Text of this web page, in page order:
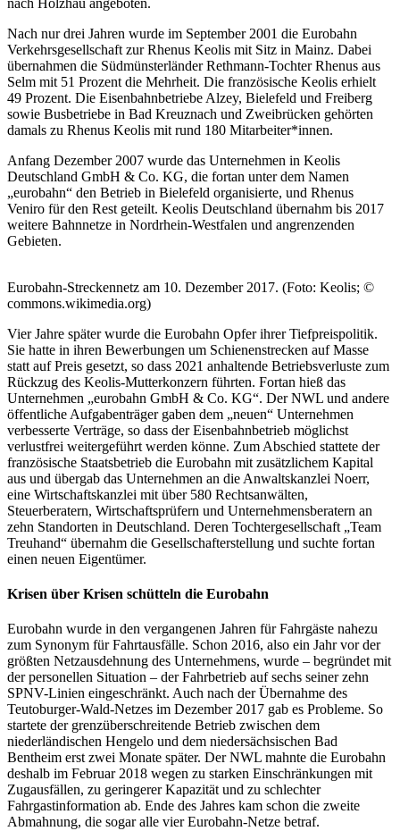
Nach nur drei Jahren wurde im September 2001 die Eurobahn
Verkehrsgesellschaft zur Rhenus Keolis mit Sitz in Mainz. Dabei
übernahmen die Südmünsterländer Rethmann-Tochter Rhenus aus
Selm mit 51 Prozent die Mehrheit. Die französische Keolis erhielt
49 Prozent. Die Eisenbahnbetriebe Alzey, Bielefeld und Freiberg
sowie Busbetriebe in Bad Kreuznach und Zweibrücken gehörten
damals zu Rhenus Keolis mit rund 180 Mitarbeiter*innen.
Anfang Dezember 2007 wurde das Unternehmen in Keolis
Deutschland GmbH & Co. KG, die fortan unter dem Namen
„eurobahn“ den Betrieb in Bielefeld organisierte, und Rhenus
Veniro für den Rest geteilt. Keolis Deutschland übernahm bis 2017
weitere Bahnnetze in Nordrhein-Westfalen und angrenzenden
Gebieten.
Eurobahn-Streckennetz am 10. Dezember 2017. (Foto: Keolis; ©
commons.wikimedia.org)
Vier Jahre später wurde die Eurobahn Opfer ihrer Tiefpreispolitik.
Sie hatte in ihren Bewerbungen um Schienenstrecken auf Masse
statt auf Preis gesetzt, so dass 2021 anhaltende Betriebsverluste zum
Rückzug des Keolis-Mutterkonzern führten. Fortan hieß das
Unternehmen „eurobahn GmbH & Co. KG“. Der NWL und andere
öffentliche Aufgabenträger gaben dem „neuen“ Unternehmen
verbesserte Verträge, so dass der Eisenbahnbetrieb möglichst
verlustfrei weitergeführt werden könne. Zum Abschied stattete der
französische Staatsbetrieb die Eurobahn mit zusätzlichem Kapital
aus und übergab das Unternehmen an die Anwaltskanzlei Noerr,
eine Wirtschaftskanzlei mit über 580 Rechtsanwälten,
Steuerberatern, Wirtschaftsprüfern und Unternehmensberatern an
zehn Standorten in Deutschland. Deren Tochtergesellschaft „Team
Treuhand“ übernahm die Gesellschafterstellung und suchte fortan
einen neuen Eigentümer.
Krisen über Krisen schütteln die Eurobahn
Eurobahn wurde in den vergangenen Jahren für Fahrgäste nahezu
zum Synonym für Fahrtausfälle. Schon 2016, also ein Jahr vor der
größten Netzausdehnung des Unternehmens, wurde – begründet mit
der personellen Situation – der Fahrbetrieb auf sechs seiner zehn
SPNV-Linien eingeschränkt. Auch nach der Übernahme des
Teutoburger-Wald-Netzes im Dezember 2017 gab es Probleme. So
startete der grenzüberschreitende Betrieb zwischen dem
niederländischen Hengelo und dem niedersächsischen Bad
Bentheim erst zwei Monate später. Der NWL mahnte die Eurobahn
deshalb im Februar 2018 wegen zu starken Einschränkungen mit
Zugausfällen, zu geringerer Kapazität und zu schlechter
Fahrgastinformation ab. Ende des Jahres kam schon die zweite
Abmahnung, die sogar alle vier Eurobahn-Netze betraf.